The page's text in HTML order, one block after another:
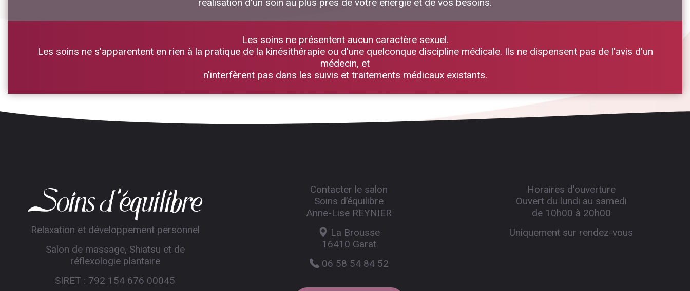
Les soins ne présentent aucun caractère sexuel.
Les soins ne s'apparentent en rien à la pratique de la kinésithérapie ou d'une quelconque discipline médicale. Ils ne dispensent pas de l'avis d'un
médecin, et
n'interfèrent pas dans les suivis et traitements médicaux existants.
Relaxation et développement personnel
Salon de massage, Shiatsu et de
réflexologie plantaire
SIRET : 792 154 676 00045
Contacter le salon
Soins d’équilibre
Anne-Lise REYNIER
La Brousse
16410 Garat
06 58 54 84 52
Horaires d'ouverture
Ouvert du lundi au samedi
de 10h00 à 20h00
Uniquement sur rendez-vous